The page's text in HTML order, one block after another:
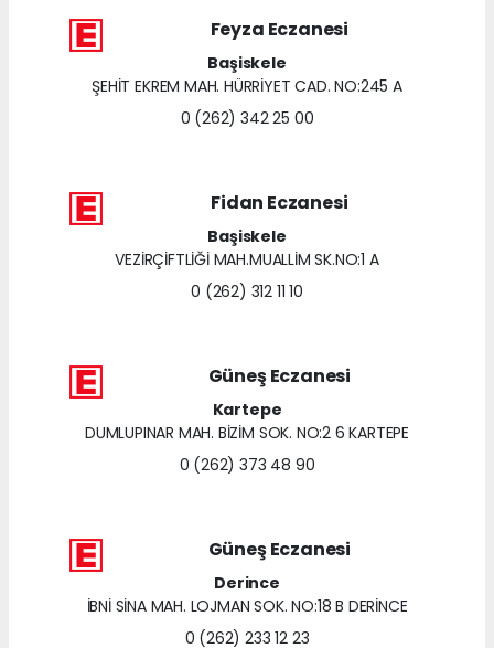
Feyza Eczanesi
Başiskele
ŞEHİT EKREM MAH. HÜRRİYET CAD. NO:245 A
0 (262) 342 25 00
Fidan Eczanesi
Başiskele
VEZİRÇİFTLİĞİ MAH.MUALLİM SK.NO:1 A
0 (262) 312 11 10
Güneş Eczanesi
Kartepe
DUMLUPINAR MAH. BİZİM SOK. NO:2 6 KARTEPE
0 (262) 373 48 90
Güneş Eczanesi
Derince
İBNİ SİNA MAH. LOJMAN SOK. NO:18 B DERİNCE
0 (262) 233 12 23